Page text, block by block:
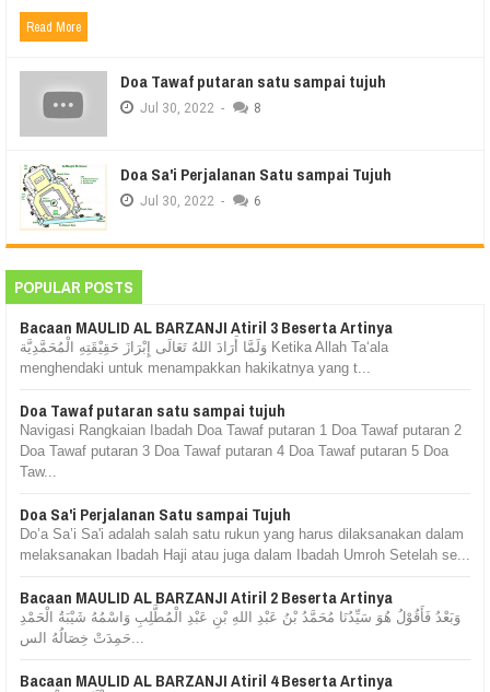
Read More
Doa Tawaf putaran satu sampai tujuh
Jul 30, 2022 - 8
Doa Sa'i Perjalanan Satu sampai Tujuh
Jul 30, 2022 - 6
POPULAR POSTS
Bacaan MAULID AL BARZANJI Atiril 3 Beserta Artinya
وَلَمَّا أَرَادَ اللهُ تَعَالَى إِبْرَازَ حَقِيْقَتِهِ الْمُحَمَّدِيَّة Ketika Allah Ta‘ala
menghendaki untuk menampakkan hakikatnya yang t...
Doa Tawaf putaran satu sampai tujuh
Navigasi Rangkaian Ibadah Doa Tawaf putaran 1 Doa Tawaf putaran 2
Doa Tawaf putaran 3 Doa Tawaf putaran 4 Doa Tawaf putaran 5 Doa
Taw...
Doa Sa'i Perjalanan Satu sampai Tujuh
Do’a Sa’i Sa'i adalah salah satu rukun yang harus dilaksanakan dalam
melaksanakan Ibadah Haji atau juga dalam Ibadah Umroh Setelah se...
Bacaan MAULID AL BARZANJI Atiril 2 Beserta Artinya
وَبَعْدُ فَأَقُوْلُ هُوَ سَيِّدُنَا مُحَمَّدُ بْنُ عَبْدِ اللهِ بْنِ عَبْدِ الْمُطَّلِبِ وَاسْمُهُ شَيْبَةُ الْحَمْدِ
Bacaan MAULID AL BARZANJI Atiril 4 Beserta Artinya